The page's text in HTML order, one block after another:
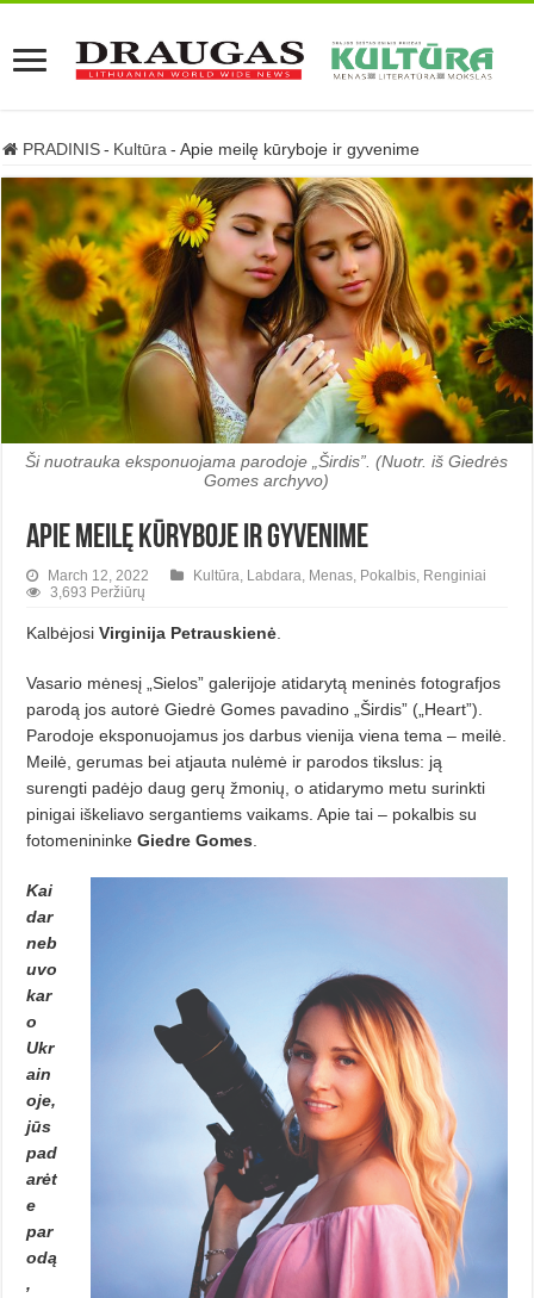
PRADINIS - Kultūra - Apie meilę kūryboje ir gyvenime
Ši nuotrauka eksponuojama parodoje „Širdis”. (Nuotr. iš Giedrės
Gomes archyvo)
Apie meilę kūryboje ir gyvenime
March 12, 2022 Kultūra Labdara Menas Pokalbis Renginiai
3,693 Peržiūrų
Kalbėjosi Virginija Petrauskienė
Vasario mėnesį „Sielos” galerijoje atidarytą meninės fotografjos
parodą jos autorė Giedrė Gomes pavadino „Širdis” („Heart”).
Parodoje eksponuojamus jos darbus vienija viena tema – meilė.
Meilė, gerumas bei atjauta nulėmė ir parodos tikslus: ją
surengti padėjo daug gerų žmonių, o atidarymo metu surinkti
pinigai iškeliavo sergantiems vaikams. Apie tai – pokalbis su
fotomenininkeGiedre Gomes
Kai
dar
neb
uvo
kar
o
Ukr
ain
oje,
jūs
pad
arėt
e
par
odą
,